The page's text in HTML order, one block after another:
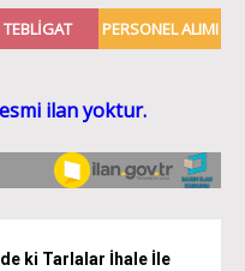
ki Tarlalar İhale İle